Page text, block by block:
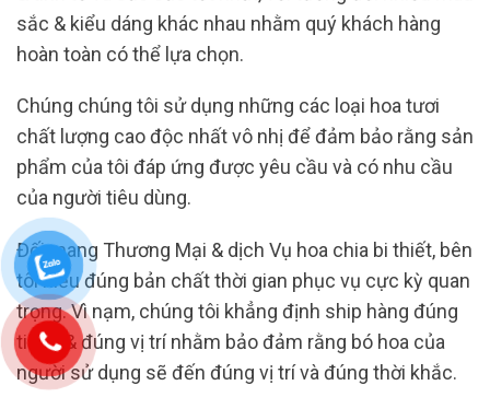
sắc & kiểu dáng khác nhau nhằm quý khách hàng
hoàn toàn có thể lựa chọn.
Chúng chúng tôi sử dụng những các loại hoa tươi
chất lượng cao độc nhất vô nhị để đảm bảo rằng sản
phẩm của tôi đáp ứng được yêu cầu và có nhu cầu
của người tiêu dùng.
Đối mang Thương Mại & dịch Vụ hoa chia bi thiết, bên
tôi hiểu đúng bản chất thời gian phục vụ cực kỳ quan
trọng. Vì nạm, chúng tôi khẳng định ship hàng đúng
tiếng & đúng vị trí nhằm bảo đảm rằng bó hoa của
người sử dụng sẽ đến đúng vị trí và đúng thời khắc.